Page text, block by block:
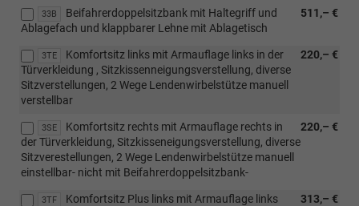
33B 511,– €
Beifahrerdoppelsitzbank mit Haltegriff und
Ablagefach und klappbarer Lehne mit Ablagetisch
3TE 220,– €
Komfortsitz links mit Armauflage links in der
Türverkleidung , Sitzkissenneigungsverstellung, diverse
Sitzverstellungen, 2 Wege Lendenwirbelstütze manuell
verstellbar
3SE 220,– €
Komfortsitz rechts mit Armauflage rechts in
der Türverkleidung, Sitzkisseneigungsverstellung, diverse
Sitzverestellungen, 2 Wege Lendenwirbelstütze manuell
einstellbar- nicht mit Beifahrerdoppelsitzbank-
3TF 313,– €
Komfortsitz Plus links mit Armauflage links